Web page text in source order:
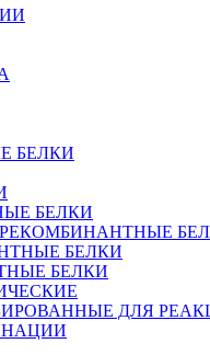
БЕЛКИ
БЕЛКИ
РЕКОМБИНАНТНЫЕ
БЕЛКИ
БЕЛКИ
ДЛЯ